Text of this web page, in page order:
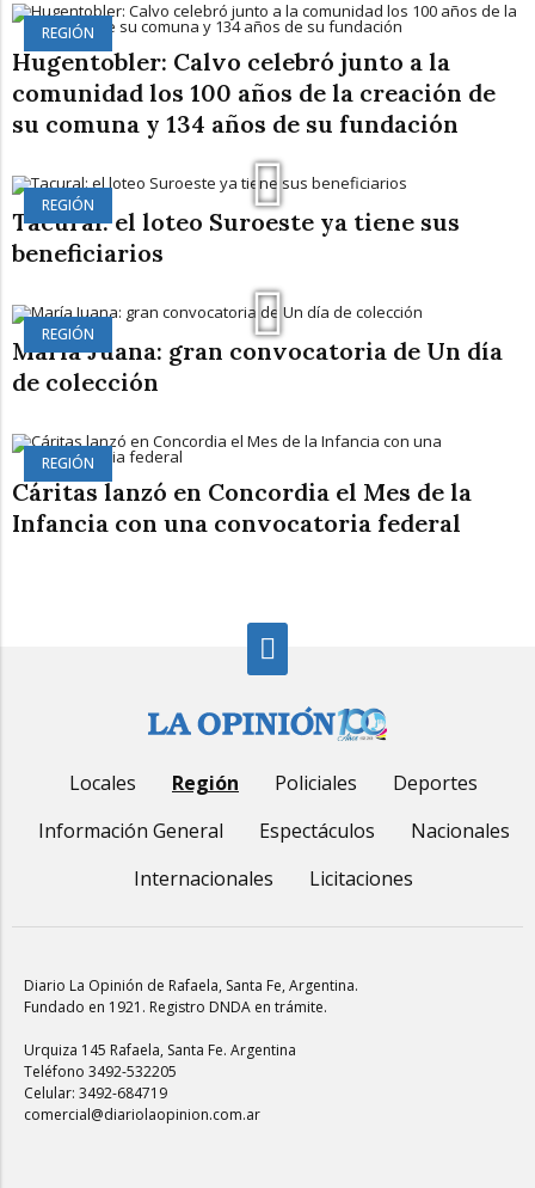
REGIÓN
Hugentobler: Calvo celebró junto a la
comunidad los 100 años de la creación de
su comuna y 134 años de su fundación
REGIÓN
Tacural: el loteo Suroeste ya tiene sus
beneficiarios
REGIÓN
María Juana: gran convocatoria de Un día
de colección
REGIÓN
Cáritas lanzó en Concordia el Mes de la
Infancia con una convocatoria federal
Locales Región Policiales
Deportes
Información General
Espectáculos
Nacionales
Internacionales
Licitaciones
Diario La Opinión de Rafaela, Santa Fe, Argentina.
Fundado en 1921. Registro DNDA en trámite.
Urquiza 145 Rafaela, Santa Fe. Argentina
Teléfono 3492-532205
Celular: 3492-684719
comercial@diariolaopinion.com.ar